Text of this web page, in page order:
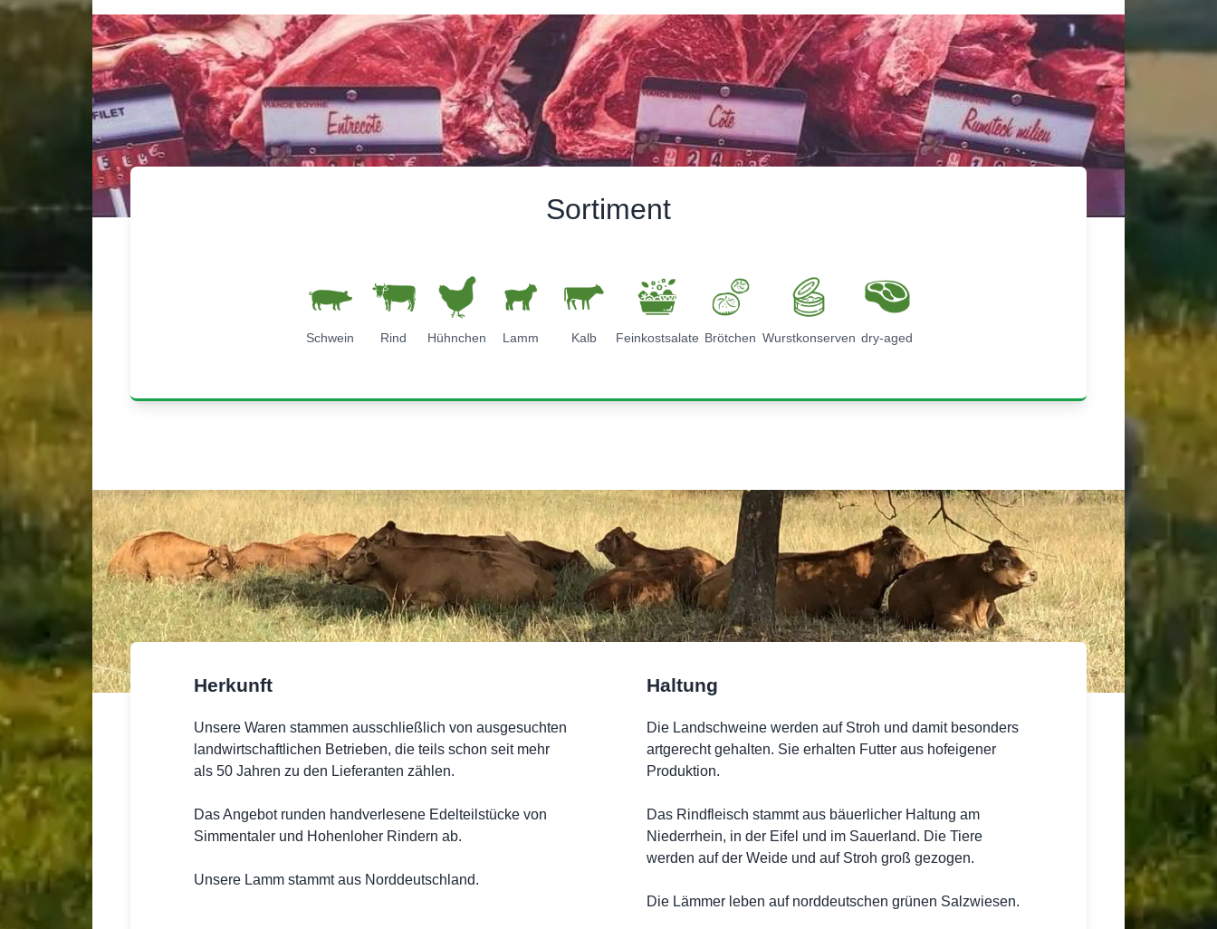
Sortiment
Schwein Rind Hühnchen Lamm Kalb Feinkostsalate Brötchen Wurstkonserven dry-aged
Herkunft
Unsere Waren stammen ausschließlich von ausgesuchten
landwirtschaftlichen Betrieben, die teils schon seit mehr
als 50 Jahren zu den Lieferanten zählen.
Das Angebot runden handverlesene Edelteilstücke von
Simmentaler und Hohenloher Rindern ab.
Unsere Lamm stammt aus Norddeutschland.
Haltung
Die Landschweine werden auf Stroh und damit besonders
artgerecht gehalten. Sie erhalten Futter aus hofeigener
Produktion.
Das Rindfleisch stammt aus bäuerlicher Haltung am
Niederrhein, in der Eifel und im Sauerland. Die Tiere
werden auf der Weide und auf Stroh groß gezogen.
Die Lämmer leben auf norddeutschen grünen Salzwiesen.